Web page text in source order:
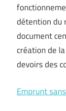
détention du
document
création de
devoirs des
Emprunt